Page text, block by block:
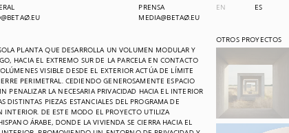
EN ES
PRENSA
MEDIA@BETA0.EU
PLANTA QUE DESARROLLA UN VOLUMEN MODULAR Y
HACIA EL EXTREMO SUR DE LA PARCELA EN CONTACTO
VISIBLE DESDE EL EXTERIOR ACTÚA DE LÍMITE
PERIMETRAL. CEDIENDO GENEROSAMENTE ESPACIO
PENALIZAR LA NECESARIA PRIVACIDAD HACIA EL INTERIOR
DISTINTAS PIEZAS ESTANCIALES DEL PROGRAMA DE
INTERIOR. DE ESTE MODO EL PROYECTO UTILIZA
ÁRABE, DONDE LA VIVIENDA SE CIERRA HACIA EL
OTROS PROYECTOS